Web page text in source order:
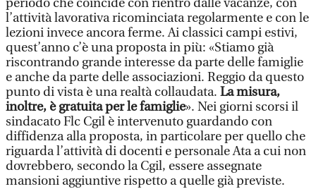
periodo che coincide con rientro dalle vacanze, con
l’attività lavorativa ricominciata regolarmente e con le
lezioni invece ancora ferme. Ai classici campi estivi,
quest’anno c’è una proposta in più: «Stiamo già
riscontrando grande interesse da parte delle famiglie
e anche da parte delle associazioni. Reggio da questo
punto di vista è una realtà collaudata. La misura,
inoltre, è gratuita per le famiglie». Nei giorni scorsi il
sindacato Flc Cgil è intervenuto guardando con
diffidenza alla proposta, in particolare per quello che
riguarda l’attività di docenti e personale Ata a cui non
dovrebbero, secondo la Cgil, essere assegnate
mansioni aggiuntive rispetto a quelle già previste.